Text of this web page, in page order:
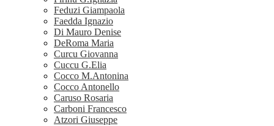
Feduzi Giampaola
Faedda Ignazio
Di Mauro Denise
DeRoma Maria
Curcu Giovanna
Cuccu G.Elia
Cocco M.Antonina
Cocco Antonello
Caruso Rosaria
Carboni Francesco
Atzori Giuseppe